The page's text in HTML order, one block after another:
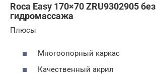
Roca Easy 170×70 ZRU9302905 без
гидромассажа
Плюсы
Многоопорный каркас
Качественный акрил